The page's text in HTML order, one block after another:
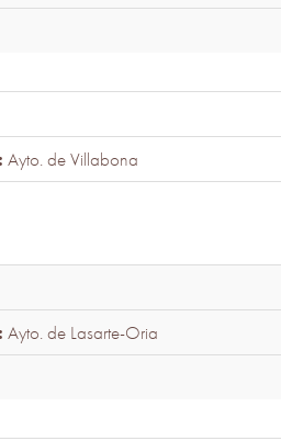
Ayto. de Villabona
Ayto. de Lasarte-Oria